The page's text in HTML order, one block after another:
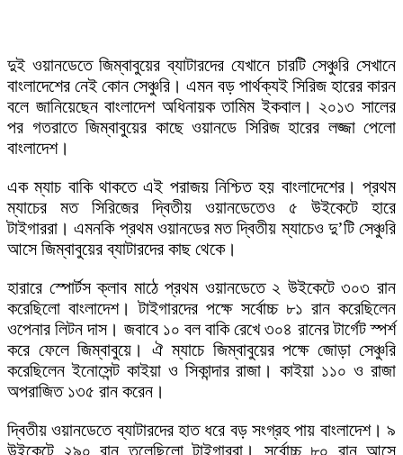
দুই ওয়ানডেতে জিম্বাবুয়ের ব্যাটারদের যেখানে চারটি সেঞ্চুরি সেখানে
বাংলাদেশের নেই কোন সেঞ্চুরি। এমন বড় পার্থক্যই সিরিজ হারের কারন
বলে জানিয়েছেন বাংলাদেশ অধিনায়ক তামিম ইকবাল। ২০১৩ সালের
পর গতরাতে জিম্বাবুয়ের কাছে ওয়ানডে সিরিজ হারের লজ্জা পেলো
বাংলাদেশ।
এক ম্যাচ বাকি থাকতে এই পরাজয় নিশ্চিত হয় বাংলাদেশের। প্রথম
ম্যাচের মত সিরিজের দ্বিতীয় ওয়ানডেতেও ৫ উইকেটে হারে
টাইগাররা। এমনকি প্রথম ওয়ানডের মত দ্বিতীয় ম্যাচেও দু’টি সেঞ্চুরি
আসে জিম্বাবুয়ের ব্যাটারদের কাছ থেকে।
হারারে স্পোর্টস ক্লাব মাঠে প্রথম ওয়ানডেতে ২ উইকেটে ৩০৩ রান
করেছিলো বাংলাদেশ। টাইগারদের পক্ষে সর্বোচ্চ ৮১ রান করেছিলেন
ওপেনার লিটন দাস। জবাবে ১০ বল বাকি রেখে ৩০৪ রানের টার্গেট স্পর্শ
করে ফেলে জিম্বাবুয়ে। ঐ ম্যাচে জিম্বাবুয়ের পক্ষে জোড়া সেঞ্চুরি
করেছিলেন ইনোসেন্ট কাইয়া ও সিকান্দার রাজা। কাইয়া ১১০ ও রাজা
অপরাজিত ১৩৫ রান করেন।
দ্বিতীয় ওয়ানডেতে ব্যাটারদের হাত ধরে বড় সংগ্রহ পায় বাংলাদেশ। ৯
উইকেটে ২৯০ রান তুলেছিলো টাইগাররা। সর্বোচ্চ ৮০ রান আসে